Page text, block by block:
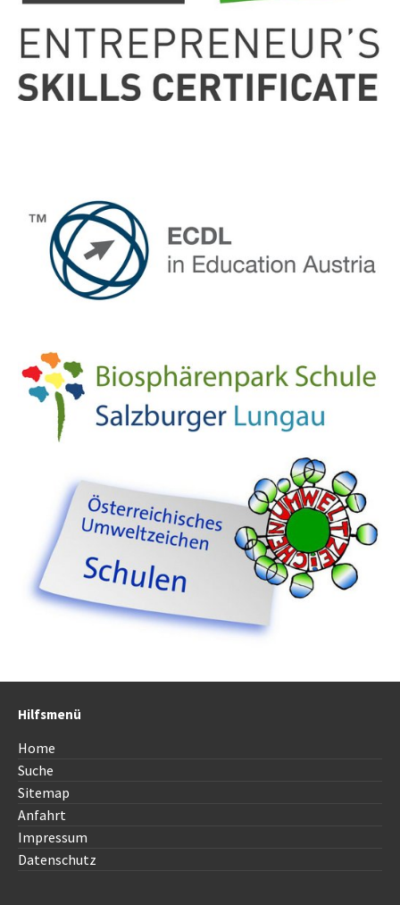
Hilfsmenü
Home
Suche
Sitemap
Anfahrt
Impressum
Datenschutz